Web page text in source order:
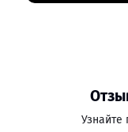
Узнайте